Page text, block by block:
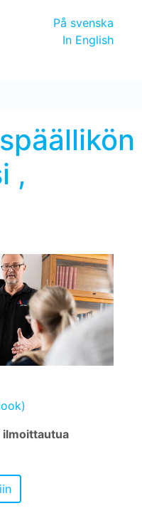
På svenska
In English
,
ilmoittautua